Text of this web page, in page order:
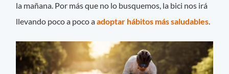
la mañana. Por más que no lo busquemos, la bici nos irá
llevando poco a poco aadoptar hábitos más saludables.